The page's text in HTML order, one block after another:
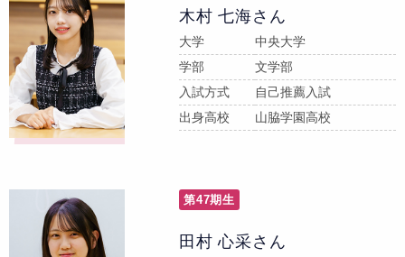
木村 七海さん
大学
中央大学
学部
文学部
入試方式
自己推薦入試
出身高校
山脇学園高校
第47期生
田村 心采さん